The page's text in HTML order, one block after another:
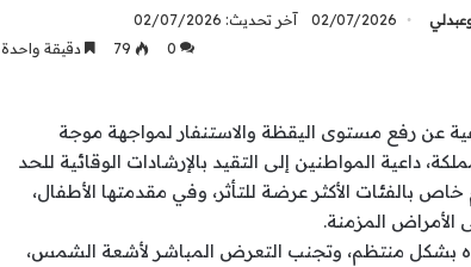
02/07/2026
آخر تحديث: 02/07/2026
0
79 دقيقة واحدة
عن رفع مستوى اليقظة والاستنفار لمواجهة موجة
داعية المواطنين إلى التقيد بالإرشادات الوقائية للحد
بالفئات الأكثر عرضة للتأثر، وفي مقدمتها الأطفال،
الأمراض المزمنة.
بشكل منتظم، وتجنب التعرض المباشر لأشعة الشمس،